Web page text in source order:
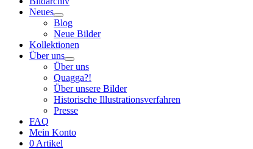
Neues
Blog
Neue Bilder
Kollektionen
Über uns
Über uns
Quagga?!
Über unsere Bilder
Historische Illustrationsverfahren
Presse
FAQ
Mein Konto
0 Artikel